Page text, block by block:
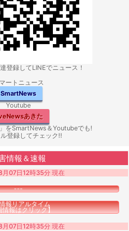
登録してLINEでニュース！
ートニュース
SmartNews
Youtube
あきた
をSmartNews＆Youtubeでも!
登録してチェック!!
情報＆速報
07日12時35分 現在
---
報リアルタイム
情報はクリック】
07日12時35分 現在